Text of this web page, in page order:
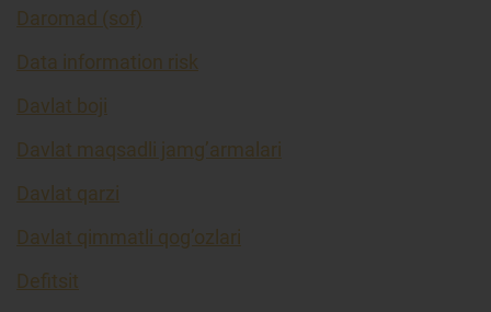
Daromad (sof)
Data information risk
Davlat boji
Davlat maqsadli jamg’armalari
Davlat qarzi
Davlat qimmatli qog’ozlari
Defitsit